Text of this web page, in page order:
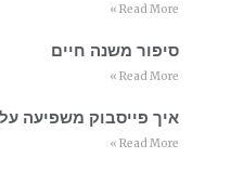
Read More »
סיפור משנה חיים
Read More »
איך פייסבוק משפיעה
Read More »